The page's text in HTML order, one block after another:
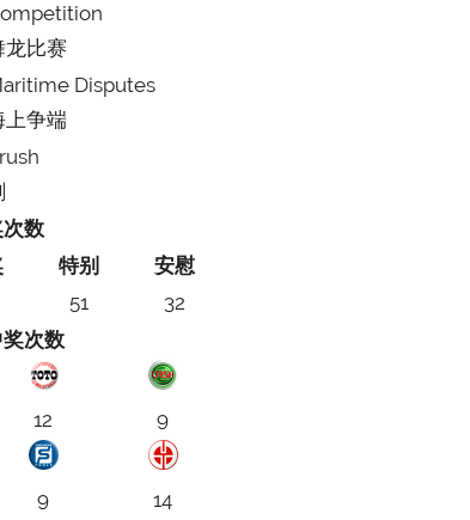
龙比赛
Disputes
上争端
数
特别
安慰
51
32
次数
12 9
9 14